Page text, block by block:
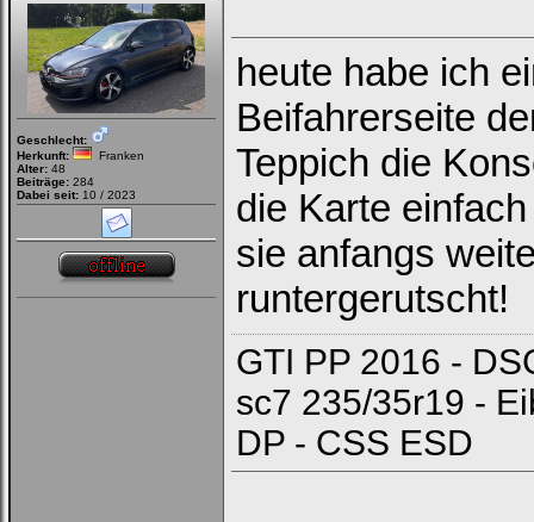
Geschlecht:
Herkunft:
Franken
Alter: 48
Beiträge: 284
Dabei seit: 10 / 2023
heute habe ich
Beifahrerseite
Teppich die
die Karte
sie anfangs
runtergerutscht!
GTI PP 2016 -
sc7 235/35r19 -
DP - CSS ESD